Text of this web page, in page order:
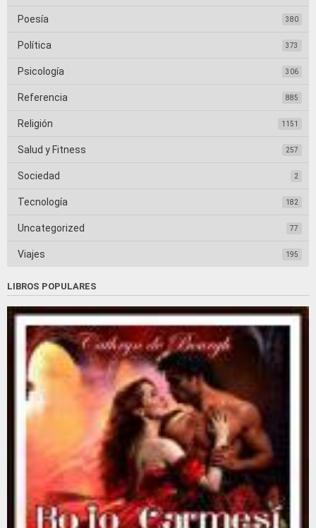
Poesía 380
Política 373
Psicología 306
Referencia 885
Religión 1151
Salud y Fitness 257
Sociedad 2
Tecnología 182
Uncategorized 77
Viajes 195
LIBROS POPULARES